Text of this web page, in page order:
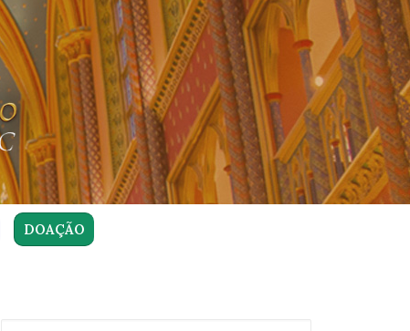
DOAÇÃO